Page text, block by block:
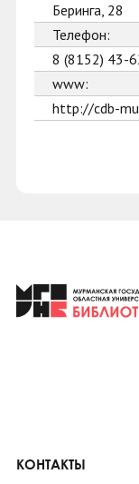
Беринга, 28
Телефон:
8 (8152) 43-
www:
http://cdb-
КОНТАКТЫ